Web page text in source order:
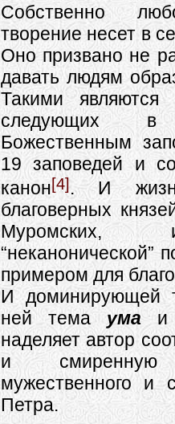
Собственно
творение несет в
Оно призвано не
давать людям
Такими
следующих
Божественным
19 заповедей и
канон[4]. И
благоверных
Муромских,
“неканонической”
примером для
И доминирующей
ней темаума
наделяет автор
и
мужественного и
Петра.